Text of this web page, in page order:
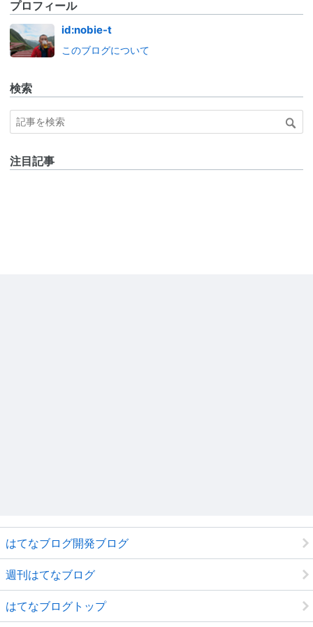
プロフィール
id:nobie-t
このブログについて
検索
注目記事
はてなブログ開発ブログ
週刊はてなブログ
はてなブログトップ